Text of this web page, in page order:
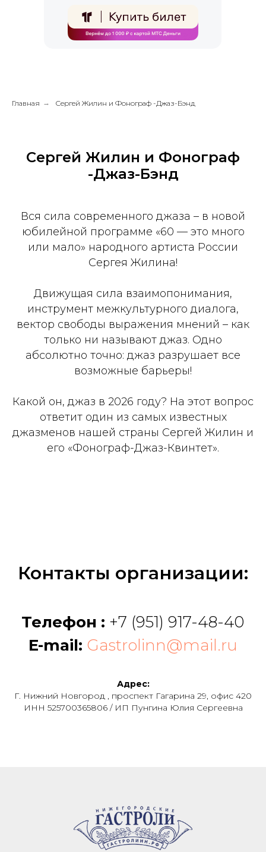
Главная → Сергей Жилин и Фонограф -Джаз-Бэнд
Сергей Жилин и Фонограф
-Джаз-Бэнд
Вся сила современного джаза – в новой
юбилейной программе «60 — это много
или мало» народного артиста России
Сергея Жилина!
Движущая сила взаимопонимания,
инструмент межкультурного диалога,
вектор свободы выражения мнений – как
только ни называют джаз. Одно
абсолютно точно: джаз разрушает все
возможные барьеры!
Какой он, джаз в 2026 году? На этот вопрос
ответит один из самых известных
джазменов нашей страны Сергей Жилин и
его «Фонограф-Джаз-Квинтет».
Контакты организации:
Телефон : +7 (951) 917-48-40
E-mail: Gastrolinn@mail.ru
Адрес:
Г. Нижний Новгород , проспект Гагарина 29, офис 420
ИНН 525700365806 / ИП Пунгина Юлия Сергеевна